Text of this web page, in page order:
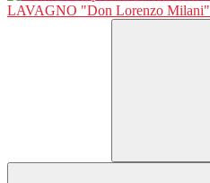
LAVAGNO "Don Lorenzo Milani"